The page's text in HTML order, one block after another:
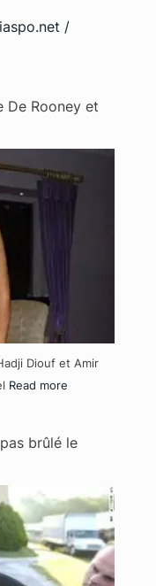
/
De Rooney et
Diouf et Amir
Read more
brûlé le